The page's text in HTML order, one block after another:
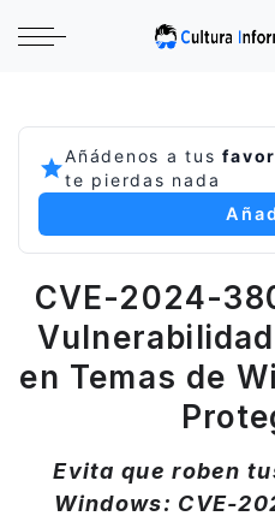
Añádenos a tus
te pierdas nada
CVE-2024-
en Temas de
Evita que roben
Windows: CVE-